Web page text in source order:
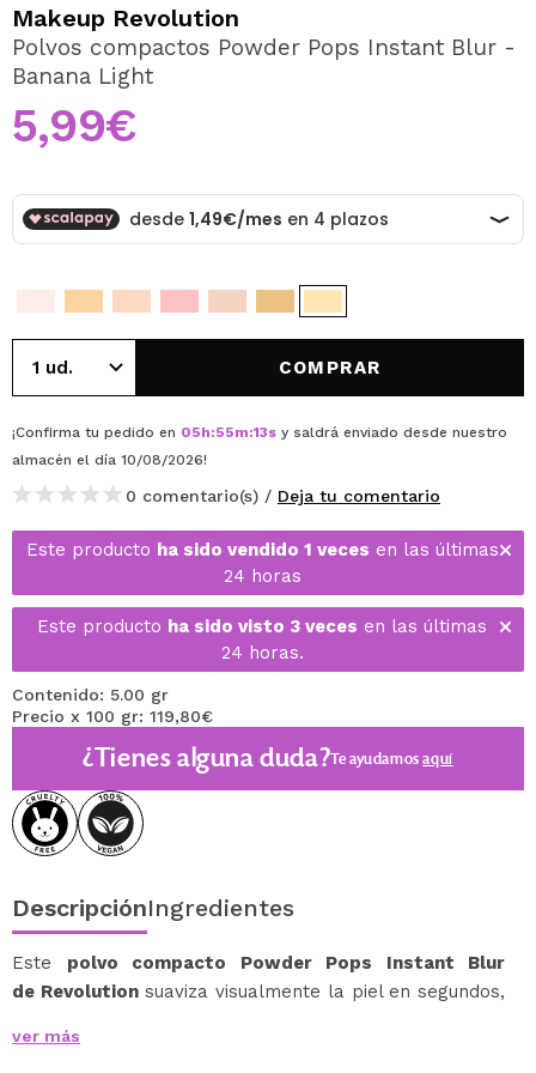
Al crear una cuenta en Maquillalia.com podrás realizar
tus compras rápidamente, revisar el estado de tus
Makeup Revolution
Polvos compactos Powder Pops Instant Blur -
Banana Light
5,99€
COMPRAR
¡Confirma tu pedido en 05h:55m:13s y saldrá enviado desde nuestro
almacén el día 10/08/2026!
0 comentario(s) / Deja tu comentario
Este producto ha sido vendido 1 veces en las últimas
24 horas
Este producto ha sido visto 3 veces en las últimas
24 horas.
Contenido: 5.00 gr
Precio x 100 gr: 119,80€
¿Tienes alguna duda?Te ayudamosaquí
DescripciónIngredientes
Este polvo compacto Powder Pops Instant Blur
de Revolutionsuaviza visualmente la piel en segundos,
resultado impecable, como con filtro… pero sin filtro.
ver más